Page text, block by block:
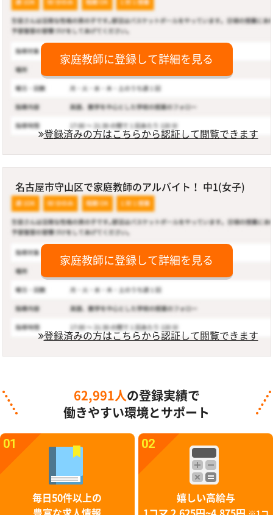
家庭教師に登録して詳細を見る
登録済みの方はこちらから認証して閲覧できます
名古屋市守山区で家庭教師のアルバイト！ 中1(女子)
家庭教師に登録して詳細を見る
登録済みの方はこちらから認証して閲覧できます
62,991人 の登録実績で
働きやすい環境とサポート
01
毎日50件以上の
02
嬉しい高給与